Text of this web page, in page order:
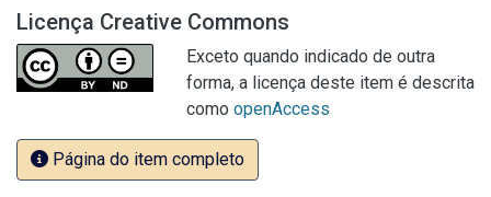
Licença Creative Commons
Exceto quando indicado de outra
forma, a licença deste item é descrita
como openAccess
Página do item completo